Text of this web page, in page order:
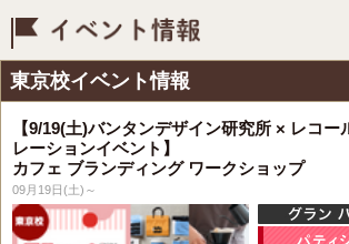
東京校イベント情報
【9/19(土)バンタンデザイン研究所 × レコ
レーションイベント】
カフェ ブランディング ワークショップ
09月19日(土)～